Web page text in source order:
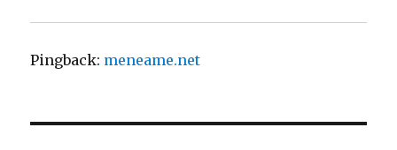
Pingback: meneame.net